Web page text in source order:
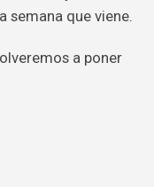
semana que viene.
a poner